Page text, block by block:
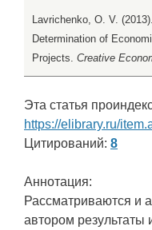
Lavrichenko, O. V.
Determination of
Projects. Creative
Эта статья
https://elibrary.ru/
Цитирований: 8
Аннотация:
Рассматриваются и
автором результаты